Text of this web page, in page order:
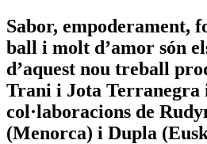
Sabor, empoderament,
ball i molt d’amor són
d’aquest nou treball
Trani i Jota Terranegra
col·laboracions de
(Menorca) i Dupla